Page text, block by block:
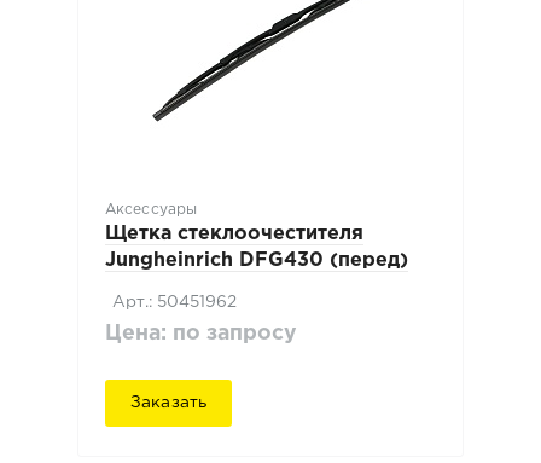
Аксессуары
Щетка стеклоочестителя
Jungheinrich DFG430 (перед)
Арт.: 50451962
Цена: по запросу
Заказать